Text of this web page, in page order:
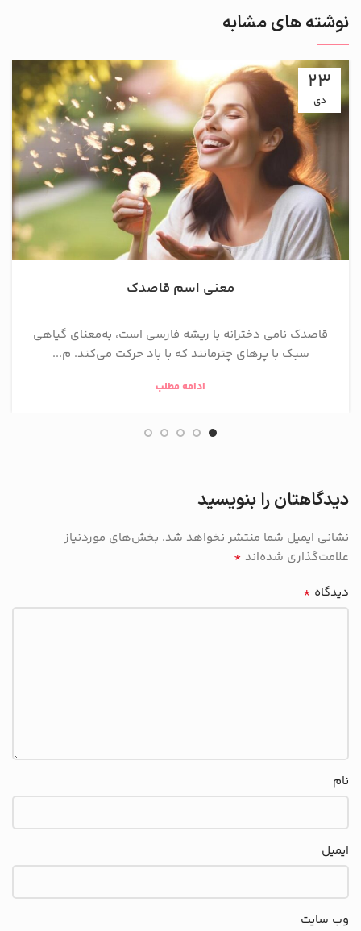
نوشته های مشابه
23
دی
معنی اسم قاصدک
قاصدک نامی دخترانه با ریشه فارسی است، به‌معنای گیاهی
سبک با پرهای چترمانند که با باد حرکت می‌کند. م...
ادامه مطلب
دیدگاهتان را بنویسید
نشانی ایمیل شما منتشر نخواهد شد. بخش‌های موردنیاز
علامت‌گذاری شده‌اند *
دیدگاه *
نام
ایمیل
وب‌ سایت